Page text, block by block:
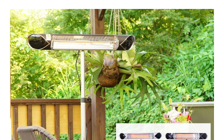
call 06-6121-9302
schedule営業時間 - 10:00～17:00（定休日 - 土日祝）
ACCOUNT MENU
ようこそ ゲスト 様
meeting_room ログイン person 会員登録